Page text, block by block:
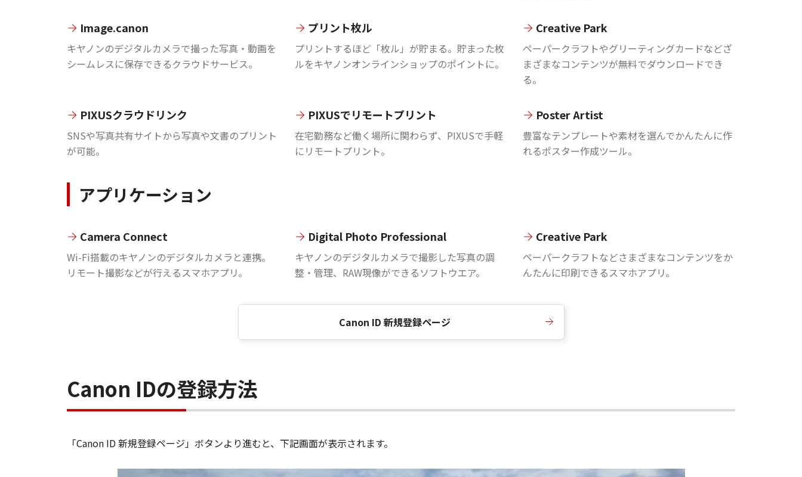
Image.canon
キヤノンのデジタルカメラで撮った写真・動画を
シームレスに保存できるクラウドサービス。
プリント枚ル
プリントするほど「枚ル」が貯まる。貯まった枚
ルをキヤノンオンラインショップのポイントに。
Creative Park
ペーパークラフトやグリーティングカードなどざ
まざまなコンテンツが無料でダウンロードでき
る。
PIXUSクラウドリンク
SNSや写真共有サイトから写真や文書のプリント
が可能。
PIXUSでリモートプリント
在宅勤務など働く場所に関わらず、PIXUSで手軽
にリモートプリント。
Poster Artist
豊富なテンプレートや素材を選んでかんたんに作
れるポスター作成ツール。
アプリケーション
Camera Connect
Wi-Fi搭載のキヤノンのデジタルカメラと連携。
リモート撮影などが行えるスマホアプリ。
Digital Photo Professional
キヤノンのデジタルカメラで撮影した写真の調
整・管理、RAW現像ができるソフトウエア。
Creative Park
ペーパークラフトなどさまざまなコンテンツをか
んたんに印刷できるスマホアプリ。
Canon ID 新規登録ページ
Canon IDの登録方法
「Canon ID 新規登録ページ」ボタンより進むと、下記画面が表示されます。